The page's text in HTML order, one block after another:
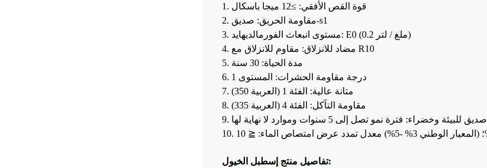
1. قوة القص الأفقي: ≥12 ميجا باسكال
2. مقاومة الحريق: صديق-s1
3. مستوى انبعاث الفورمالديهايد: E0 (0.2 ملغ / لتر)
4. مضاد للانزلاق: مقاوم للانزلاق مع R10
5. مدة الحياة: 30 سنة
6. درجة مقاومة الحشرات: المستوى 1
7. متانة عالية: الفئة 1 (العربية 350)
8. مقاومة التآكل: الفئة 4 (العربية 335)
9. صديق للبيئة وخضراء: فترة نمو تصل إلى 5 سنوات وموارد لا نهاية لها
تفاصيل منتج إسطبل الخيول: